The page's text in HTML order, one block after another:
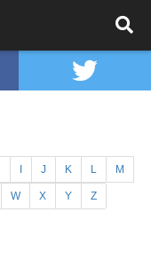
J K L M
W X Y Z